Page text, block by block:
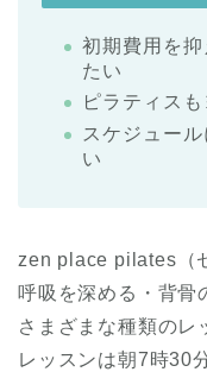
初期費用を
たい
ピラティス
スケジュー
い
zen place pilates（
呼吸を深める・背骨
さまざまな種類のレ
レッスンは朝7時30